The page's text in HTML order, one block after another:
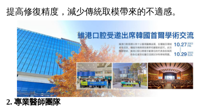
提高修復精度，減少傳統取模帶來的不適感。
2. 專業醫師團隊